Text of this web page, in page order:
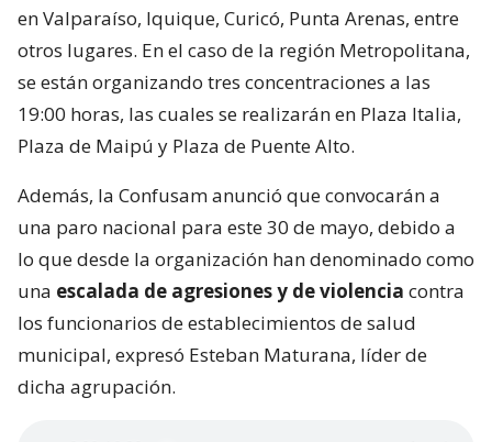
en Valparaíso, Iquique, Curicó, Punta Arenas, entre
otros lugares. En el caso de la región Metropolitana,
se están organizando tres concentraciones a las
19:00 horas, las cuales se realizarán en Plaza Italia,
Plaza de Maipú y Plaza de Puente Alto.
Además, la Confusam anunció que convocarán a
una paro nacional para este 30 de mayo, debido a
lo que desde la organización han denominado como
una escalada de agresiones y de violencia contra
los funcionarios de establecimientos de salud
municipal, expresó Esteban Maturana, líder de
dicha agrupación.